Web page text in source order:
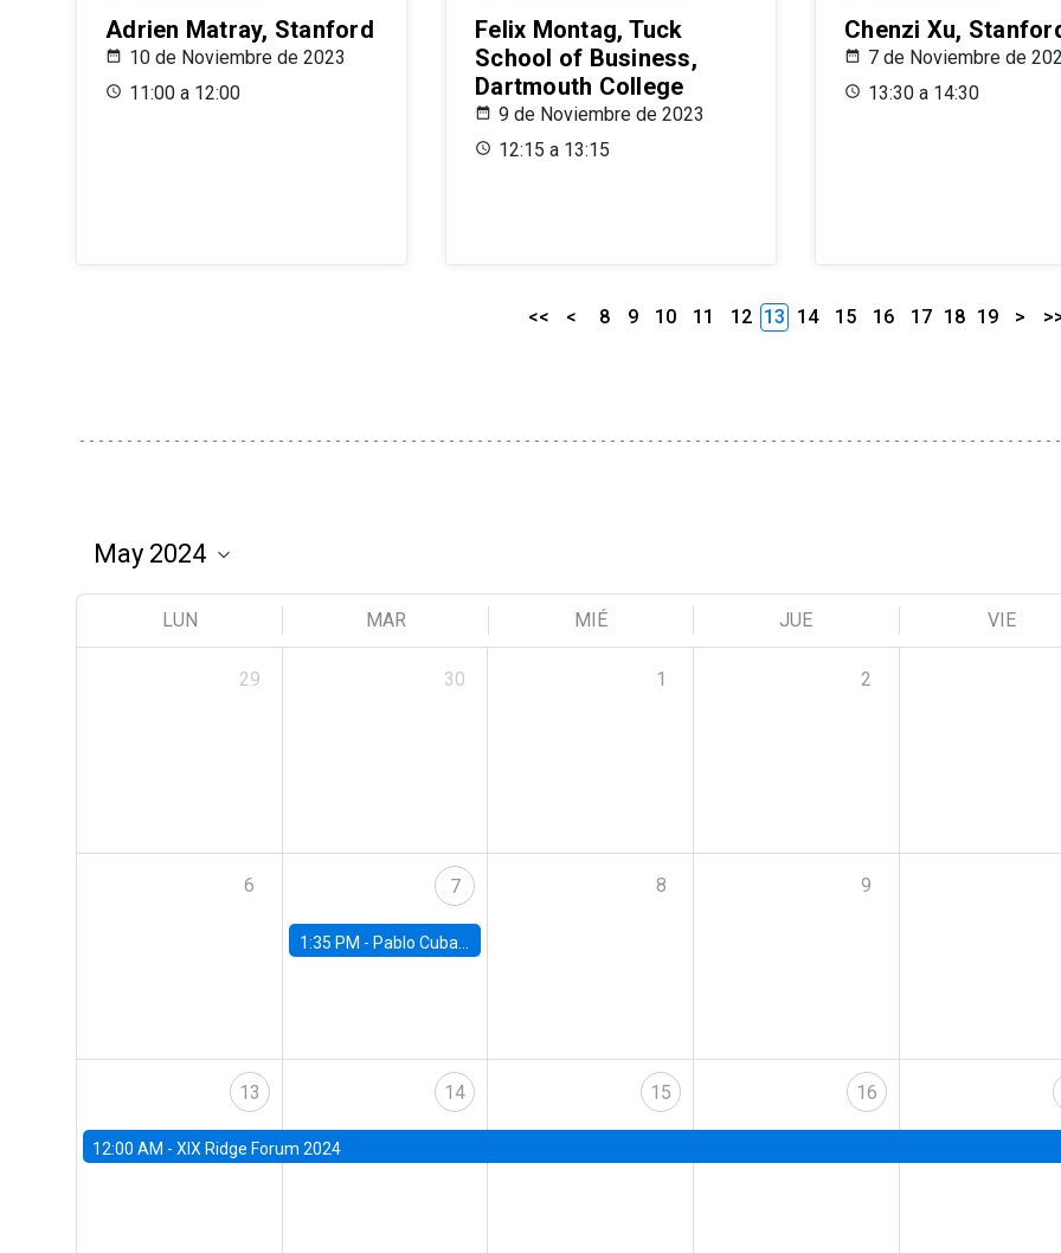
Adrien Matray, Stanford
10 de Noviembre de 2023
11:00 a 12:00
Felix Montag, Tuck
School of Business,
Dartmouth College
9 de Noviembre de 2023
12:15 a 13:15
Chenzi Xu,
7 de Noviembre de
13:30 a 14:30
<< < 8 9 10 11 12 13 14 15 16 17 18 19 >
LUN MAR MIÉ JUE VIE
29 30 1 2
6 7
1:35 PM - Pablo Cuba, FED Board
8 9
13
12:00 AM - XIX Ridge Forum 2024
14 15 16